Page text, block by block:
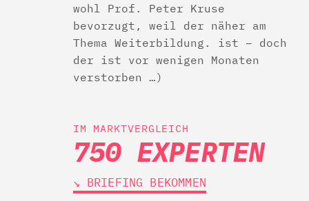
wohl Prof. Peter Kruse
bevorzugt, weil der näher am
Thema Weiterbildung. ist – doch
der ist vor wenigen Monaten
verstorben …)
IM MARKTVERGLEICH
750 EXPERTEN
↘︎ BRIEFING BEKOMMEN